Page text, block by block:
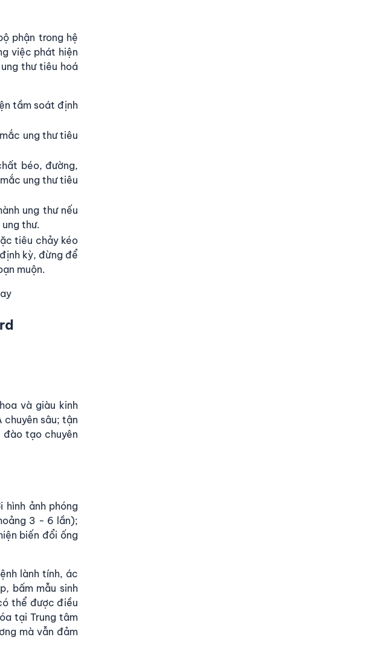
phận trong hệ
việc phát hiện
thư tiêu hoá
tầm soát định
ung thư tiêu
béo, đường,
ung thư tiêu
ung thư nếu
thư.
tiêu chảy kéo
kỳ, đừng để
muộn.
và giàu kinh
chuyên sâu; tận
đào tạo chuyên
ảnh phóng
3 - 6 lần);
biến đổi ống
lành tính, ác
bấm mẫu sinh
thể được điều
tại Trung tâm
mà vẫn đảm